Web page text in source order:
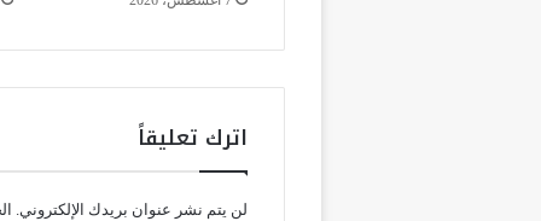
ك
ا
ل
اترك تعليقاً
لن يتم نشر عنوان بريدك الإلكتروني.